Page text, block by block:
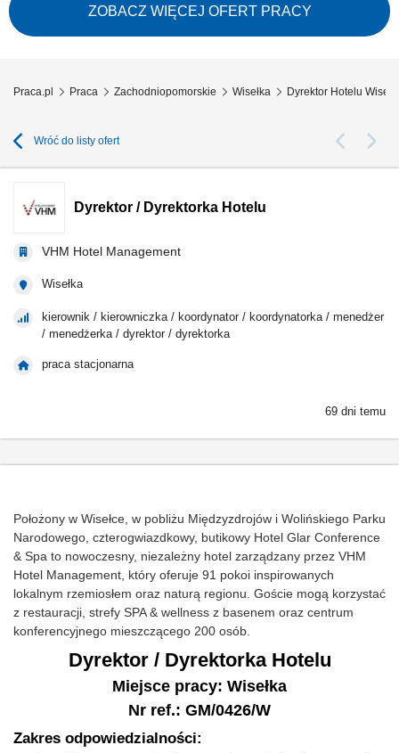
odpowiedzialnych za rezerwacje, obsługę gości, utrzymanie obiektu oraz
sprzedaż. Dbanie o wysoką jakość obsługi i bezpieczeństwo
odwiedzających. Współtworzenie...
ZOBACZ WIĘCEJ OFERT PRACY
Praca.pl Praca Zachodniopomorskie Wisełka Dyrektor Hotelu
Wróć do listy ofert
Dyrektor / Dyrektorka Hotelu
VHM Hotel Management
Wisełka
kierownik / kierowniczka / koordynator / koordynatorka / menedżer
/ menedżerka / dyrektor / dyrektorka
praca stacjonarna
69 dni temu
Położony w Wisełce, w pobliżu Międzyzdrojów i Wolińskiego Parku
Narodowego, czterogwiazdkowy, butikowy Hotel Glar Conference
& Spa to nowoczesny, niezależny hotel zarządzany przez VHM
Hotel Management, który oferuje 91 pokoi inspirowanych
lokalnym rzemiosłem oraz naturą regionu. Goście mogą korzystać
z restauracji, strefy SPA & wellness z basenem oraz centrum
konferencyjnego mieszczącego 200 osób.
Dyrektor / Dyrektorka Hotelu
Miejsce pracy: Wisełka
Nr ref.: GM/0426/W
Zakres odpowiedzialności: